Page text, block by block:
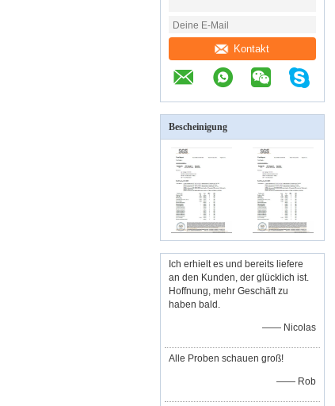
Kontakt
Bescheinigung
Ich erhielt es und bereits liefere
an den Kunden, der glücklich ist.
Hoffnung, mehr Geschäft zu
haben bald.
—— Nicolas
Alle Proben schauen groß!
—— Rob